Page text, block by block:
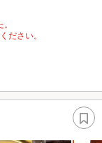
ださい。